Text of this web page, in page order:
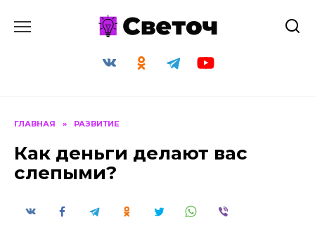
ГЛАВНАЯ » РАЗВИТИЕ
Как деньги делают вас
слепыми?